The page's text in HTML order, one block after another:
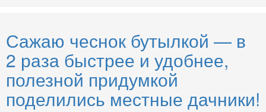
Сажаю чеснок бутылкой — в
2 раза быстрее и удобнее,
полезной придумкой
поделились местные дачники!